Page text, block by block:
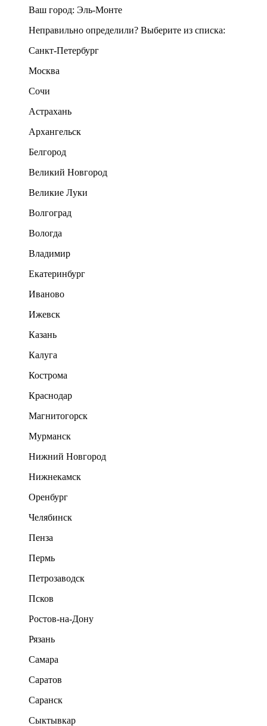
Ваш город: Эль-Монте
Неправильно определили? Выберите из списка:
Санкт-Петербург
Москва
Сочи
Астрахань
Архангельск
Белгород
Великий Новгород
Великие Луки
Волгоград
Вологда
Владимир
Екатеринбург
Иваново
Ижевск
Казань
Калуга
Кострома
Краснодар
Магнитогорск
Мурманск
Нижний Новгород
Нижнекамск
Оренбург
Челябинск
Пенза
Пермь
Петрозаводск
Псков
Ростов-на-Дону
Рязань
Самара
Саратов
Саранск
Сыктывкар